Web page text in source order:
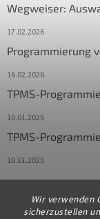
Wir verwenden
sicherzustellen
Wegweiser:
17.02.2026
Programmierung
16.02.2026
TPMS-
10.01.2025
TPMS-
10.01.2025
Kontakt